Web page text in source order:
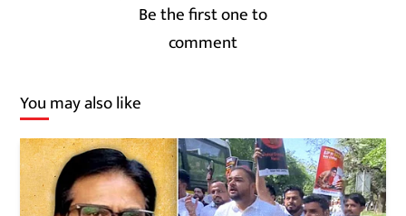
Be the first one to
comment
You may also like